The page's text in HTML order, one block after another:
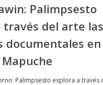
Palimpsesto
través del arte las
documentales en
Palimpsesto explora a través